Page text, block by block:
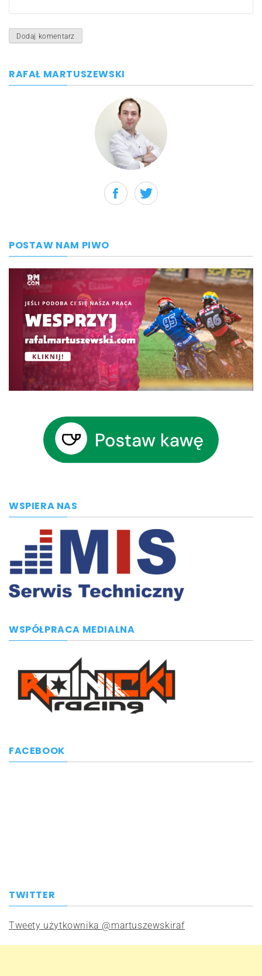
RAFAŁ MARTUSZEWSKI
POSTAW NAM PIWO
WSPIERA NAS
WSPÓŁPRACA MEDIALNA
FACEBOOK
TWITTER
Tweety użytkownika @martuszewskiraf